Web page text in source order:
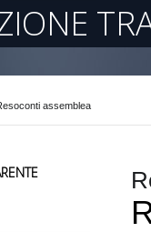
assemblea